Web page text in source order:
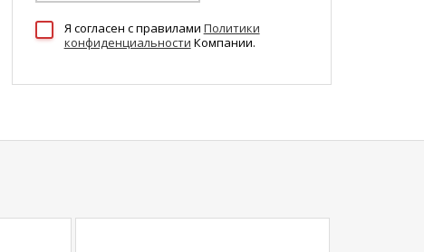
Я согласен c правилами Политики
конфиденциальности Компании.